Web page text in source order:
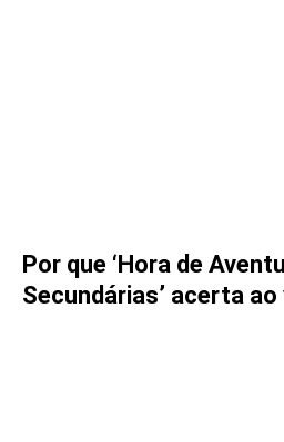
Por que ‘Hora de
Secundárias’ acerta